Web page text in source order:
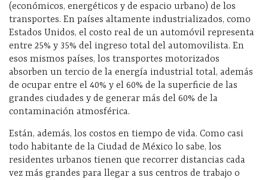
(económicos, energéticos y de espacio urbano) de los
transportes. En países altamente industrializados, como
Estados Unidos, el costo real de un automóvil representa
entre 25% y 35% del ingreso total del automovilista. En
esos mismos países, los transportes motorizados
absorben un tercio de la energía industrial total, además
de ocupar entre el 40% y el 60% de la superficie de las
grandes ciudades y de generar más del 60% de la
contaminación atmosférica.
Están, además, los costos en tiempo de vida. Como casi
todo habitante de la Ciudad de México lo sabe, los
residentes urbanos tienen que recorrer distancias cada
vez más grandes para llegar a sus centros de trabajo o